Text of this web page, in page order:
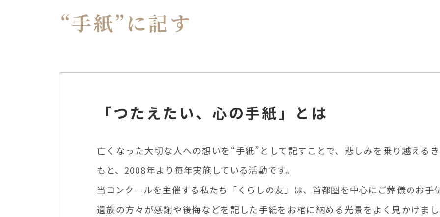
“手紙”に記す
「つたえたい、心の手紙」 とは
亡くなった大切な人への想いを“手紙”として記すことで、悲しみを乗り越える
もと、2008年より毎年実施している活動です。
当コンクールを主催する私たち「くらしの友」は、首都圏を中心にご葬儀のお手
遺族の方々が感謝や後悔などを記した手紙をお棺に納める光景をよく見かけま